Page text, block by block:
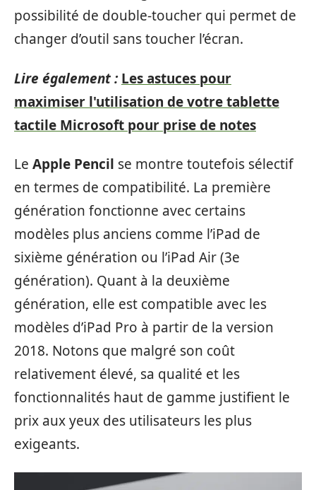
possibilité de double-toucher qui permet de
changer d’outil sans toucher l’écran.
Lire également : Les astuces pour
maximiser l'utilisation de votre tablette
tactile Microsoft pour prise de notes
Le Apple Pencil se montre toutefois sélectif
en termes de compatibilité. La première
génération fonctionne avec certains
modèles plus anciens comme l’iPad de
sixième génération ou l’iPad Air (3e
génération). Quant à la deuxième
génération, elle est compatible avec les
modèles d’iPad Pro à partir de la version
2018. Notons que malgré son coût
relativement élevé, sa qualité et les
fonctionnalités haut de gamme justifient le
prix aux yeux des utilisateurs les plus
exigeants.